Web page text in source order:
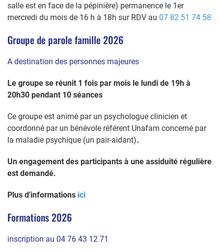
salle est en face de la pépinière) permanence le 1er
mercredi du mois de 16 h à 18h sur RDV au 07 82 51 74 58
Groupe de parole famille 2026
A destination des personnes majeures
Le groupe se réunit 1 fois par mois le lundi de 19h à
20h30 pendant 10 séances
Ce groupe est animé par un psychologue clinicien et
coordonné par un bénévole référent Unafam concerné par
la maladie psychique (un pair-aidant).
Un engagement des participants à une assiduité régulière
est demandé.
Plus d'informations ici
Formations 2026
inscription au 04 76 43 12 71